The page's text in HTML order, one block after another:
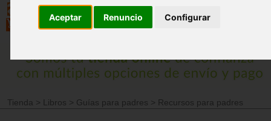
Aceptar Renuncio Configurar
Tienda > Libros > Guías para padres > Recursos para padres